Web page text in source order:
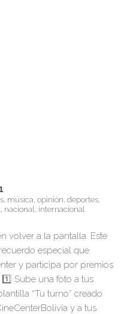
música, opinión, deportes,
nacional, internacional